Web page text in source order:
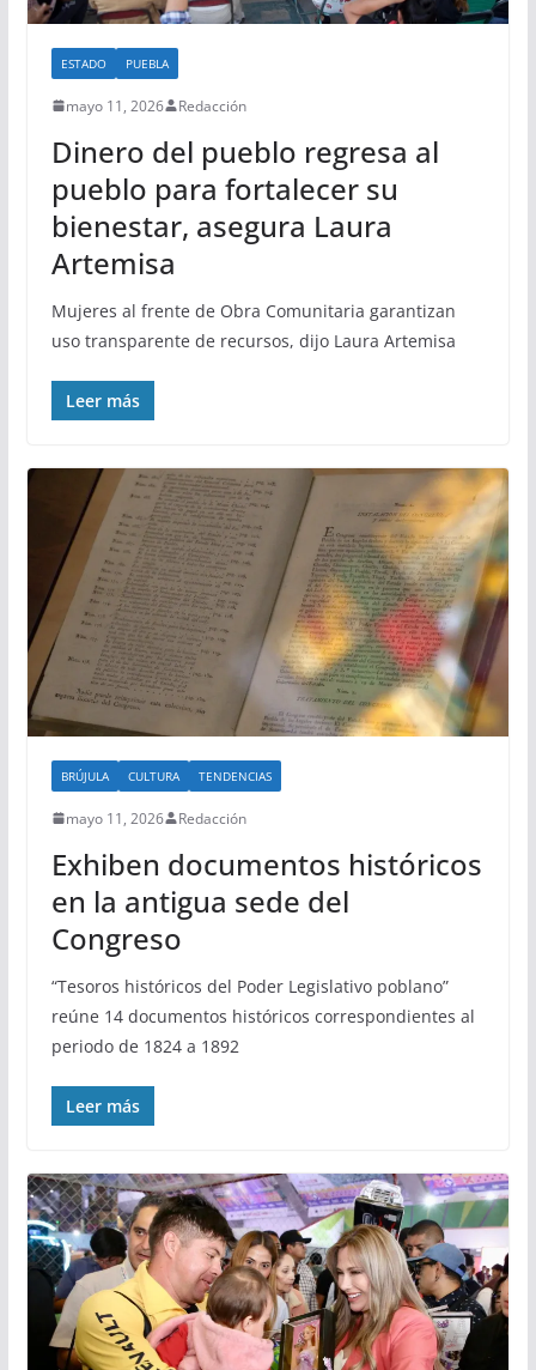
ESTADO PUEBLA
mayo 11, 2026 Redacción
Dinero del pueblo regresa al
pueblo para fortalecer su
bienestar, asegura Laura
Artemisa
Mujeres al frente de Obra Comunitaria garantizan
uso transparente de recursos, dijo Laura Artemisa
Leer más
BRÚJULA CULTURA TENDENCIAS
mayo 11, 2026 Redacción
Exhiben documentos históricos
en la antigua sede del
Congreso
“Tesoros históricos del Poder Legislativo poblano”
reúne 14 documentos históricos correspondientes al
periodo de 1824 a 1892
Leer más